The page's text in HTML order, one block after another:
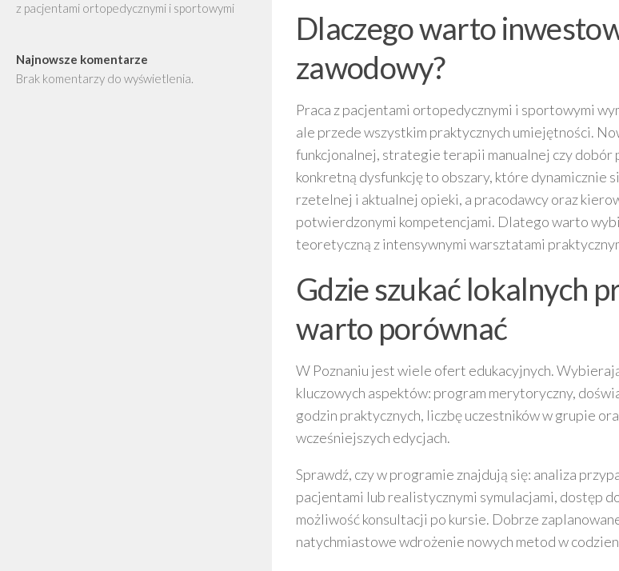
Dlaczego warto
zawodowy?
Praca z pacjentami ortopedycznymi i sportowymi
ale przede wszystkim praktycznych umiejętności.
funkcjonalnej, strategie terapii manualnej czy
konkretną dysfunkcję to obszary, które dynamicznie
rzetelnej i aktualnej opieki, a pracodawcy oraz
potwierdzonymi kompetencjami. Dlatego warto
teoretyczną z intensywnymi warsztatami
Gdzie szukać lokalnych
warto porównać
W Poznaniu jest wiele ofert edukacyjnych.
kluczowych aspektów: program merytoryczny,
godzin praktycznych, liczbę uczestników w grupie
wcześniejszych edycjach.
Sprawdź, czy w programie znajdują się: analiza
pacjentami lub realistycznymi symulacjami, dostęp
możliwość konsultacji po kursie. Dobrze
natychmiastowe wdrożenie nowych metod w
z pacjentami ortopedycznymi i sportowymi
Najnowsze komentarze
Brak komentarzy do wyświetlenia.